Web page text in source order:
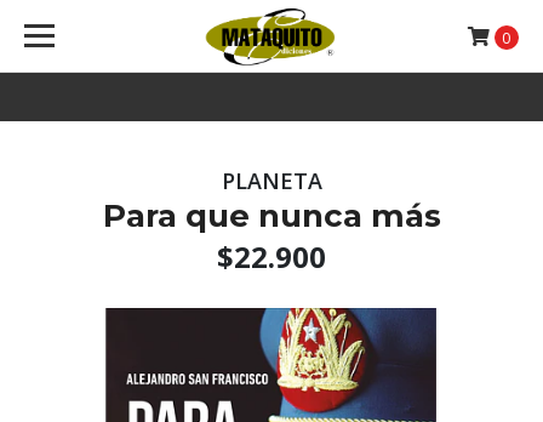
0
PLANETA
Para que nunca más
$22.900